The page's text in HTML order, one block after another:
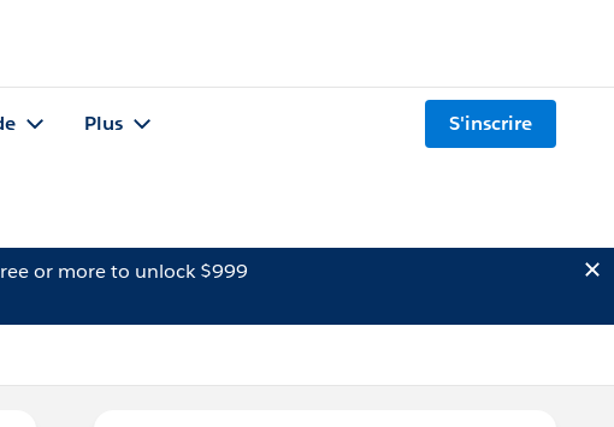
Plus S'inscrire
or more to unlock $999